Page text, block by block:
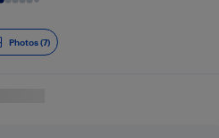
Photos (7)